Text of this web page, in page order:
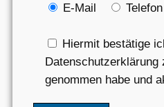
E-Mail Telefon
Hiermit bestätige
Datenschutzerklärung
genommen habe und